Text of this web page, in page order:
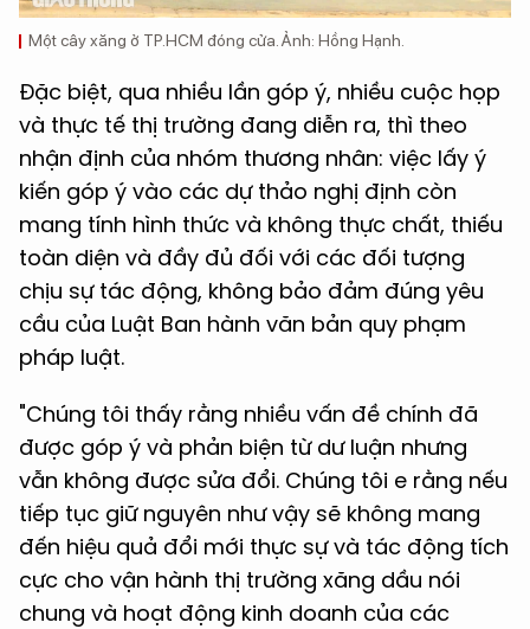
Một cây xăng ở TP.HCM đóng cửa. Ảnh: Hồng Hạnh.
Đặc biệt, qua nhiều lần góp ý, nhiều cuộc họp
và thực tế thị trường đang diễn ra, thì theo
nhận định của nhóm thương nhân: việc lấy ý
kiến góp ý vào các dự thảo nghị định còn
mang tính hình thức và không thực chất, thiếu
toàn diện và đầy đủ đối với các đối tượng
chịu sự tác động, không bảo đảm đúng yêu
cầu của Luật Ban hành văn bản quy phạm
pháp luật.
"Chúng tôi thấy rằng nhiều vấn đề chính đã
được góp ý và phản biện từ dư luận nhưng
vẫn không được sửa đổi. Chúng tôi e rằng nếu
tiếp tục giữ nguyên như vậy sẽ không mang
đến hiệu quả đổi mới thực sự và tác động tích
cực cho vận hành thị trường xăng dầu nói
chung và hoạt động kinh doanh của các